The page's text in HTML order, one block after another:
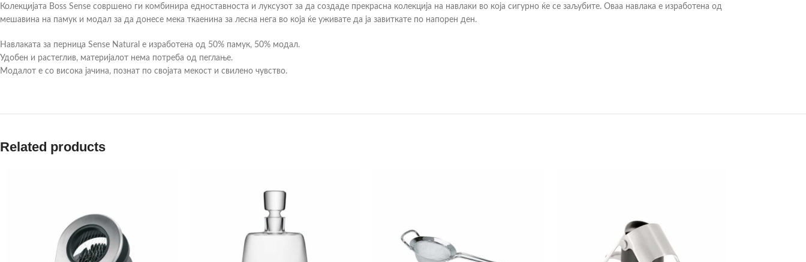
Колекцијата Boss Sense совршено ги комбинира едноставноста и луксузот за да создаде прекрасна колекција на навлаки во која сигурно ќе се заљубите. Оваа навлака е изработена од
мешавина на памук и модал за да донесе мека ткаенина за лесна нега во која ќе уживате да ја завиткате по напорен ден.
Навлаката за перница Sense Natural е изработена од 50% памук, 50% модал.
Удобен и растеглив, материјалот нема потреба од пеглање.
Модалот е со висока јачина, познат по својата мекост и свилено чувство.
Related products